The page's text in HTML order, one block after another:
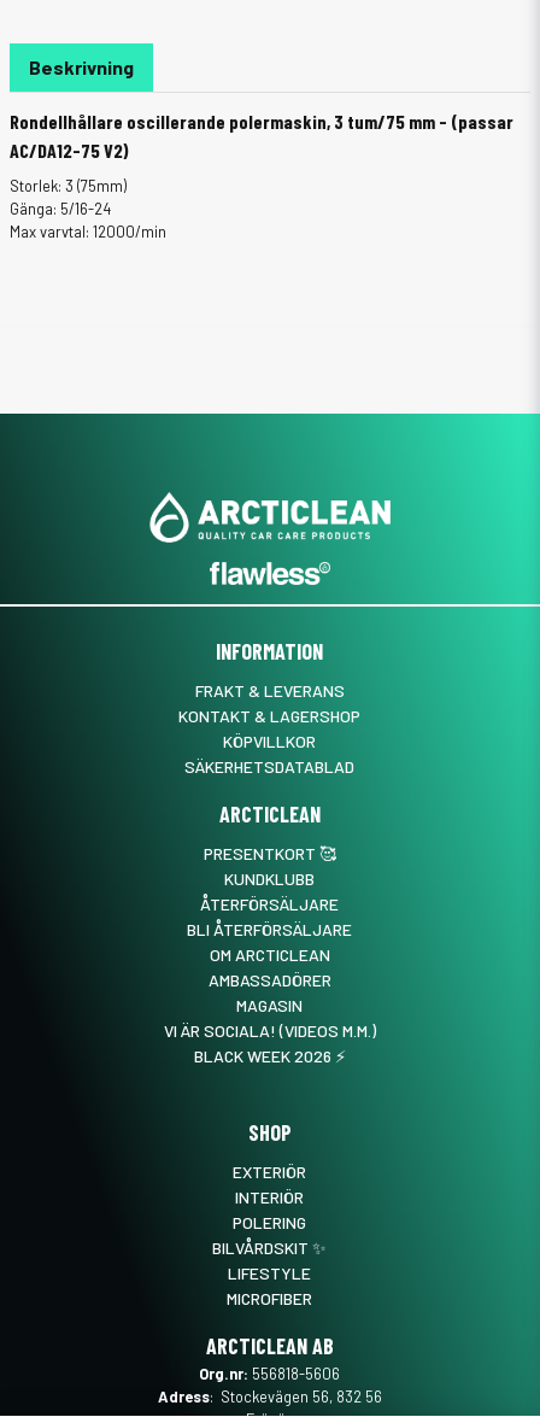
Beskrivning
Rondellhållare oscillerande polermaskin, 3 tum/75 mm - (passar
AC/DA12-75 V2)
Storlek: 3 (75mm)
Gänga: 5/16-24
Max varvtal: 12000/min
INFORMATION
FRAKT & LEVERANS
KONTAKT & LAGERSHOP
KÖPVILLKOR
SÄKERHETSDATABLAD
ARCTICLEAN
PRESENTKORT 🥰
KUNDKLUBB
ÅTERFÖRSÄLJARE
BLI ÅTERFÖRSÄLJARE
OM ARCTICLEAN
AMBASSADÖRER
MAGASIN
VI ÄR SOCIALA! (VIDEOS M.M.)
BLACK WEEK 2026 ⚡️
SHOP
EXTERIÖR
INTERIÖR
POLERING
BILVÅRDSKIT ✨
LIFESTYLE
MICROFIBER
ARCTICLEAN AB
Org.nr: 556818-5606
Adress: Stockevägen 56, 832 56